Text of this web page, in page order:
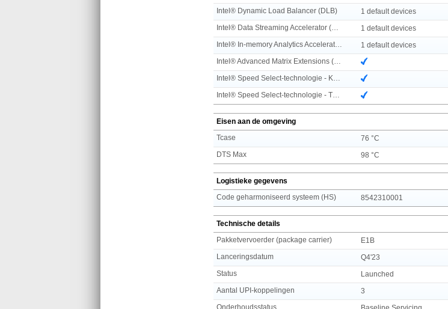
Intel® Dynamic Load Balancer (DLB)
1 default devices
1 default devices
1 default devices
Eisen aan de omgeving
Tcase
76 °C
DTS Max
98 °C
Logistieke gegevens
Code geharmoniseerd systeem (HS)
8542310001
Technische details
Pakketvervoerder (package carrier)
E1B
Lanceringsdatum
Q4'23
Status
Launched
Aantal UPI-koppelingen
3
Onderhoudsstatus